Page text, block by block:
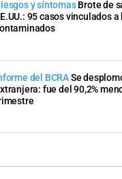
y síntomas Brote de
95 casos vinculados
del BCRASe
fue del 90,2%